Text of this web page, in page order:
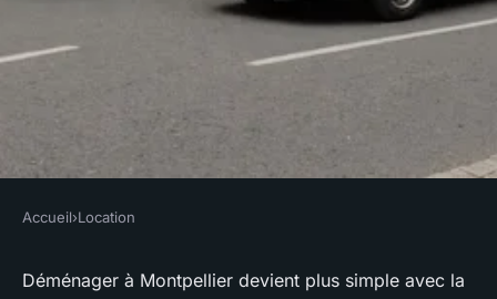
Location utilitaires
Accueil›Location
Déménager à Montpellier devient plus simple avec la